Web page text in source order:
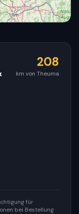
208
km von Theuma
für
bei Bestellung